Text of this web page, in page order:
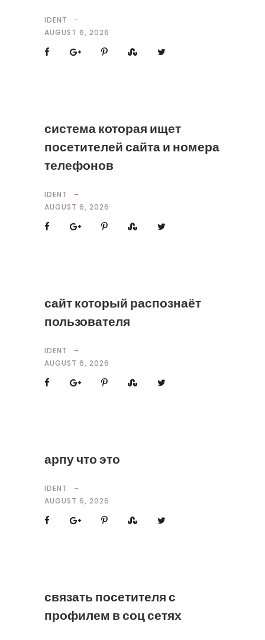
IDENT
AUGUST 6, 2026
система которая ищет
посетителей сайта и номера
телефонов
IDENT
AUGUST 6, 2026
сайт который распознаёт
пользователя
IDENT
AUGUST 6, 2026
арпу что это
IDENT
AUGUST 6, 2026
связать посетителя с
профилем в соц сетях